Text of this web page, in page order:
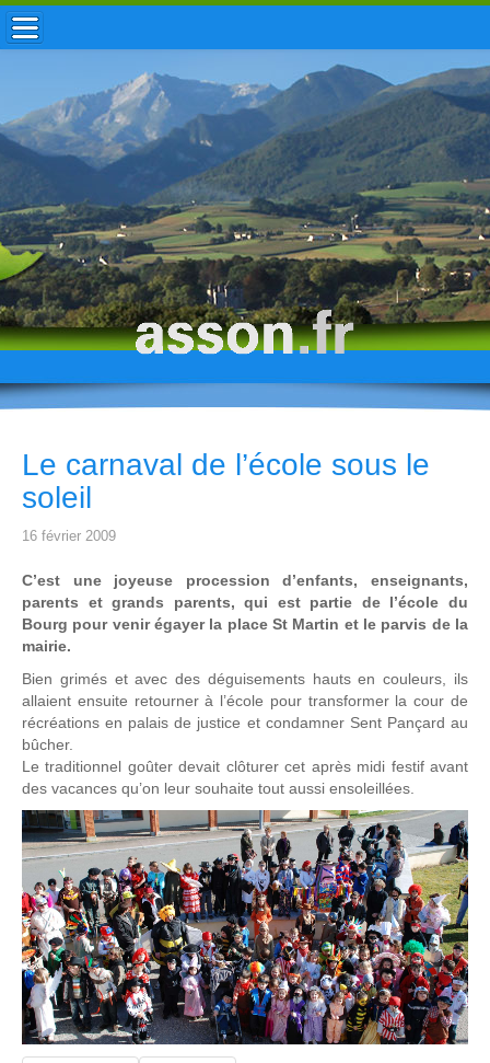
ACCUEIL / INFOS
MUNICIPALITÉ
VIE LOCALE
ENFANCE
TOURISME
HISTOIRE
Le carnaval de l’école sous le
soleil
16 février 2009
C’est une joyeuse procession d’enfants, enseignants,
parents et grands parents, qui est partie de l’école du
Bourg pour venir égayer la place St Martin et le parvis de la
mairie.
Bien grimés et avec des déguisements hauts en couleurs, ils
allaient ensuite retourner à l’école pour transformer la cour de
récréations en palais de justice et condamner Sent Pançard au
bûcher.
Le traditionnel goûter devait clôturer cet après midi festif avant
des vacances qu’on leur souhaite tout aussi ensoleillées.